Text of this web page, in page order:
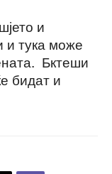
и
и тука може
Бктеши
бидат и